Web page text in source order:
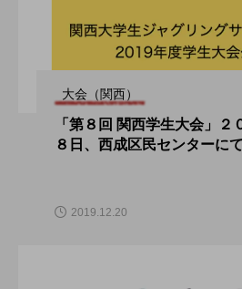
大会（関西）
「第８回 関西学生大会」２
８日、西成区民センターにて
2019.12.20